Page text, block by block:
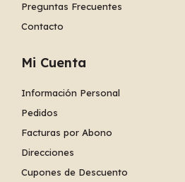
Preguntas Frecuentes
Contacto
Mi Cuenta
Información Personal
Pedidos
Facturas por Abono
Direcciones
Cupones de Descuento